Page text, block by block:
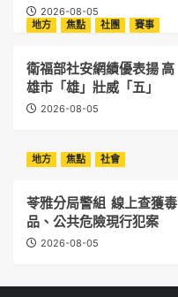
2026-08-05
地方 焦點 社團 賽事
衛福部社安網績優表揚 高
雄市「雄」壯威「五」
2026-08-05
地方
焦點 社會
苓雅分局警組 線上查獲毒
品、公共危險現行犯案
2026-08-05